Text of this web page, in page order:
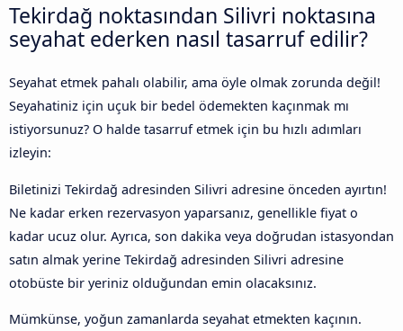
Tekirdağ noktasından Silivri noktasına
seyahat ederken nasıl tasarruf edilir?
Seyahat etmek pahalı olabilir, ama öyle olmak zorunda değil!
Seyahatiniz için uçuk bir bedel ödemekten kaçınmak mı
istiyorsunuz? O halde tasarruf etmek için bu hızlı adımları
izleyin:
Biletinizi Tekirdağ adresinden Silivri adresine önceden ayırtın!
Ne kadar erken rezervasyon yaparsanız, genellikle fiyat o
kadar ucuz olur. Ayrıca, son dakika veya doğrudan istasyondan
satın almak yerine Tekirdağ adresinden Silivri adresine
otobüste bir yeriniz olduğundan emin olacaksınız.
Mümkünse, yoğun zamanlarda seyahat etmekten kaçının.